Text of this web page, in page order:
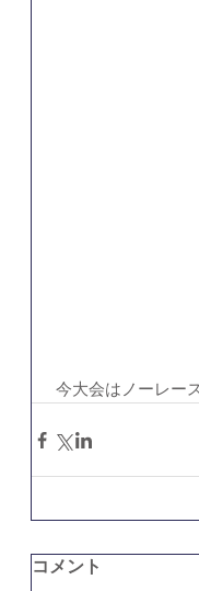
今大会はノーレー
コメント